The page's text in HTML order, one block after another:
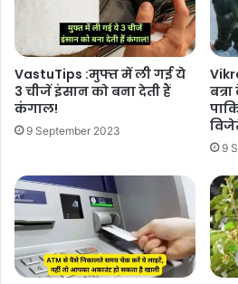
VastuTips :मुफ्त में ली गई ये
3 चीजें इंसान को बना देती हैं
कंगाल!
9 September 2023
9